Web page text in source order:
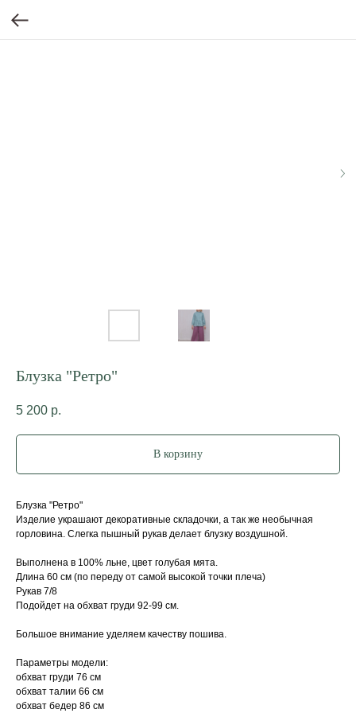
Блузка "Ретро"
5 200 р.
В корзину
Блузка "Ретро"
Изделие украшают декоративные складочки, а так же необычная
горловина. Слегка пышный рукав делает блузку воздушной.
Выполнена в 100% льне, цвет голубая мята.
Длина 60 см (по переду от самой высокой точки плеча)
Рукав 7/8
Подойдет на обхват груди 92-99 см.
Большое внимание уделяем качеству пошива.
Параметры модели:
обхват груди 76 см
обхват талии 66 см
обхват бедер 86 см